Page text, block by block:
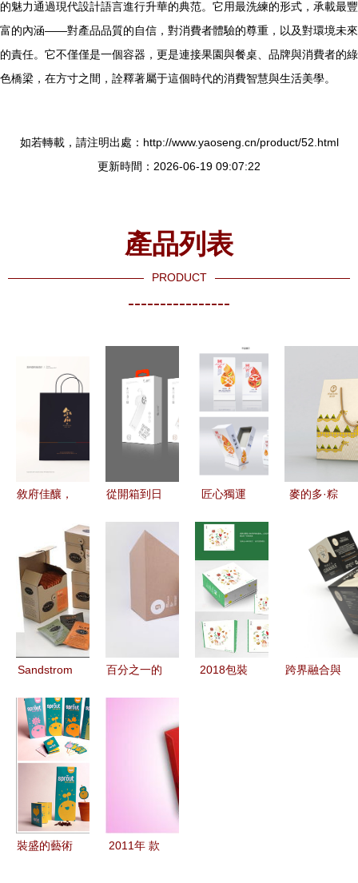
的魅力通過現代設計語言進行升華的典范。它用最洗練的形式，承載最豐
富的內涵——對產品品質的自信，對消費者體驗的尊重，以及對環境未來
的責任。它不僅僅是一個容器，更是連接果園與餐桌、品牌與消費者的綠
色橋梁，在方寸之間，詮釋著屬于這個時代的消費智慧與生活美學。
如若轉載，請注明出處：http://www.yaoseng.cn/product/52.html
更新時間：2026-06-19 09:07:22
產品列表
PRODUCT
----------------
敘府佳釀，
宜賓敘府酒
包裝設計中
的品牌敘事
與創意表達
從開箱到日
機包裝設計
匠心獨運
到觸覺體驗
的“花哈
哈”白酒包
麥的多·粽
以平面藝術
煥新傳統美
食體驗
Sandstrom
包裝設計講
述品牌故事
的藝術與策
百分之一的
2018包裝
跨界融合與
裝盛的藝術
2011年 款